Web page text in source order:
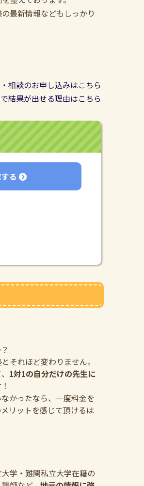
最新情報などもしっかり
相談のお申し込みはこちら
結果が出せる理由はこちら
る
それほど変わりません。
1対1の自分だけの先生に
かったなら、一度料金を
リットを感じて頂けるは
学・難関私立大学在籍の